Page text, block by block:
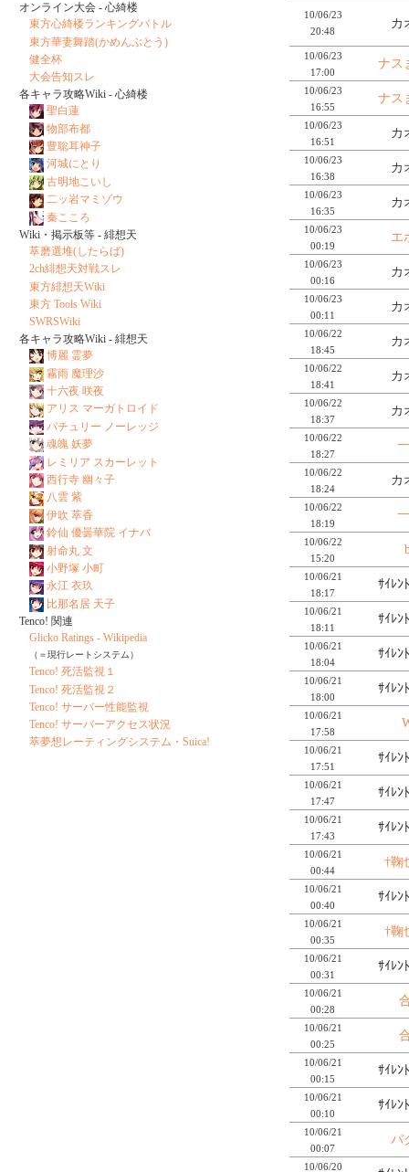
10/06/23
20:48
カ
10/06/23
17:00
ナス
10/06/23
16:55
ナス
10/06/23
16:51
カ
10/06/23
16:38
カ
10/06/23
16:35
カ
10/06/23
00:19
エ
10/06/23
00:16
カ
10/06/23
00:11
カ
10/06/22
18:45
カ
10/06/22
18:41
カ
10/06/22
18:37
カ
10/06/22
18:27
10/06/22
18:24
カ
10/06/22
18:19
10/06/22
15:20
10/06/21
18:17
ｻｲﾚﾝ
10/06/21
18:11
ｻｲﾚﾝ
10/06/21
18:04
ｻｲﾚﾝ
10/06/21
18:00
ｻｲﾚﾝ
10/06/21
17:58
10/06/21
17:51
ｻｲﾚﾝ
10/06/21
17:47
ｻｲﾚﾝ
10/06/21
17:43
ｻｲﾚﾝ
10/06/21
00:44
†鞠
10/06/21
00:40
ｻｲﾚﾝ
10/06/21
00:35
†鞠
10/06/21
00:31
ｻｲﾚﾝ
10/06/21
00:28
10/06/21
00:25
10/06/21
00:15
ｻｲﾚﾝ
10/06/21
00:10
ｻｲﾚﾝ
10/06/21
00:07
パ
10/06/20
オンライン大会 - 心綺楼
東方心綺楼ランキングバトル
東方華妻舞踏(かめんぶとう)
健全杯
大会告知スレ
各キャラ攻略Wiki - 心綺楼
聖白蓮
物部布都
豊聡耳神子
河城にとり
古明地こいし
二ッ岩マミゾウ
秦こころ
Wiki・掲示板等 - 緋想天
萃磨選堆(したらば)
2ch緋想天対戦スレ
東方緋想天Wiki
東方 Tools Wiki
SWRSWiki
各キャラ攻略Wiki - 緋想天
博麗 霊夢
霧雨 魔理沙
十六夜 咲夜
アリス マーガトロイド
パチュリー ノーレッジ
魂魄 妖夢
レミリア スカーレット
西行寺 幽々子
八雲 紫
伊吹 萃香
鈴仙 優曇華院 イナバ
射命丸 文
小野塚 小町
永江 衣玖
比那名居 天子
Tenco! 関連
Glicko Ratings - Wikipedia
（＝現行レートシステム）
Tenco! 死活監視１
Tenco! 死活監視２
Tenco! サーバー性能監視
Tenco! サーバーアクセス状況
萃夢想レーティングシステム・Suica!